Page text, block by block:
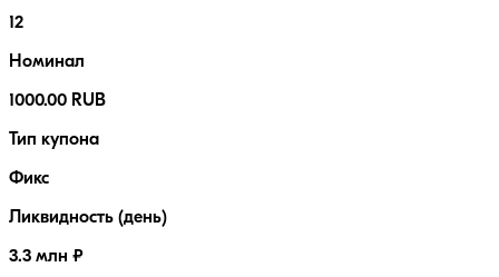
12
Номинал
1000.00 RUB
Тип купона
Фикс
Ликвидность (день)
3.3 млн ₽